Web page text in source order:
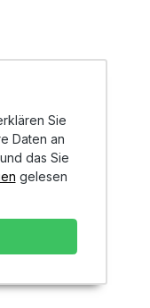
Sie
Daten an
das Sie
gelesen